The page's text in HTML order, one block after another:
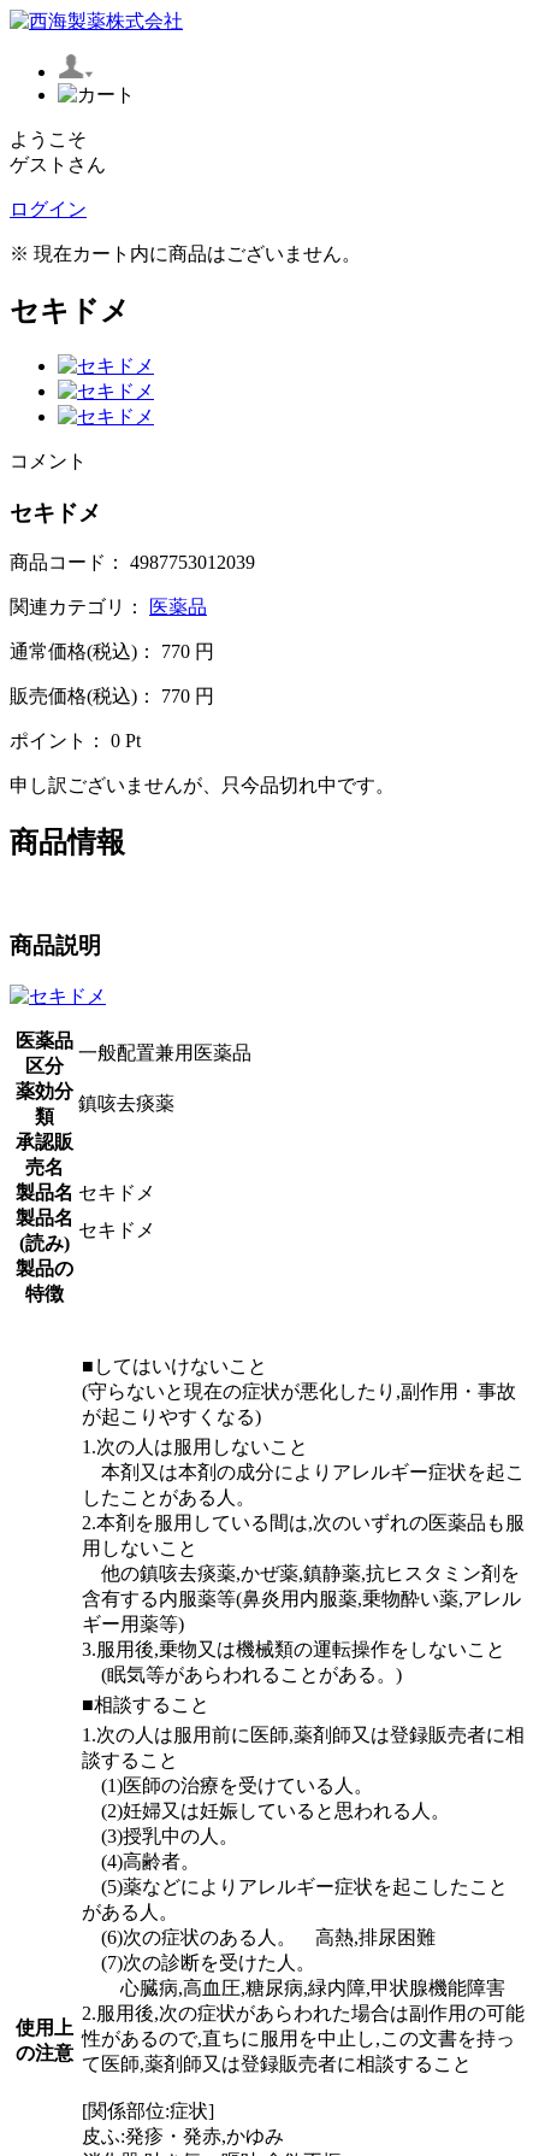
ようこそ
ゲストさん
ログイン
※ 現在カート内に商品はございません。
セキドメ
コメント
セキドメ
商品コード： 4987753012039
関連カテゴリ： 医薬品
通常価格(税込)： 770 円
販売価格(税込)： 770 円
ポイント： 0 Pt
申し訳ございませんが、只今品切れ中です。
商品情報
商品説明
医薬品
区分
一般配置兼用医薬品
薬効分
類
鎮咳去痰薬
承認販
売名
製品名 セキドメ
製品名
(読み)
セキドメ
製品の
特徴
使用上
の注意
■してはいけないこと
(守らないと現在の症状が悪化したり,副作用・事故
が起こりやすくなる)
1.次の人は服用しないこと
本剤又は本剤の成分によりアレルギー症状を起こ
したことがある人。
2.本剤を服用している間は,次のいずれの医薬品も服
用しないこと
他の鎮咳去痰薬,かぜ薬,鎮静薬,抗ヒスタミン剤を
含有する内服薬等(鼻炎用内服薬,乗物酔い薬,アレル
ギー用薬等)
3.服用後,乗物又は機械類の運転操作をしないこと
(眠気等があらわれることがある。)
■相談すること
1.次の人は服用前に医師,薬剤師又は登録販売者に相
談すること
(1)医師の治療を受けている人。
(2)妊婦又は妊娠していると思われる人。
(3)授乳中の人。
(4)高齢者。
(5)薬などによりアレルギー症状を起こしたこと
がある人。
(6)次の症状のある人。 高熱,排尿困難
(7)次の診断を受けた人。
心臓病,高血圧,糖尿病,緑内障,甲状腺機能障害
2.服用後,次の症状があらわれた場合は副作用の可能
性があるので,直ちに服用を中止し,この文書を持っ
て医師,薬剤師又は登録販売者に相談すること
[関係部位:症状]
皮ふ:発疹・発赤,かゆみ